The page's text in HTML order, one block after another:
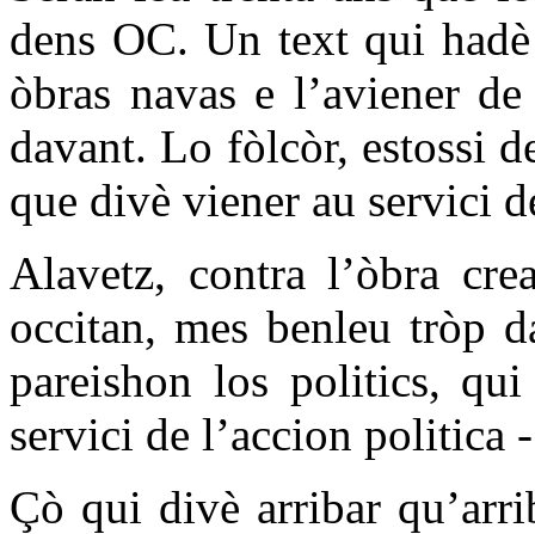
dens OC. Un text qui
òbras navas e l’aviener
davant. Lo fòlcòr, estossi
que divè viener au servici
Alavetz, contra l’òbra
occitan, mes benleu tròp
pareishon los politics,
servici de l’accion politica
Çò qui divè arribar